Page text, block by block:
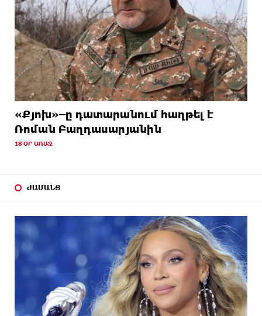
«Քյոխ»–ը դատարանում հաղթել է
Ռոման Բաղդասարյանին
18 ՕՐ ԱՌԱՋ
ԺԱՄԱՆՑ